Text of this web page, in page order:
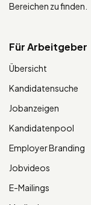
Bereichen zu finden.
Für Arbeitgeber
Übersicht
Kandidatensuche
Jobanzeigen
Kandidatenpool
Employer Branding
Jobvideos
E-Mailings